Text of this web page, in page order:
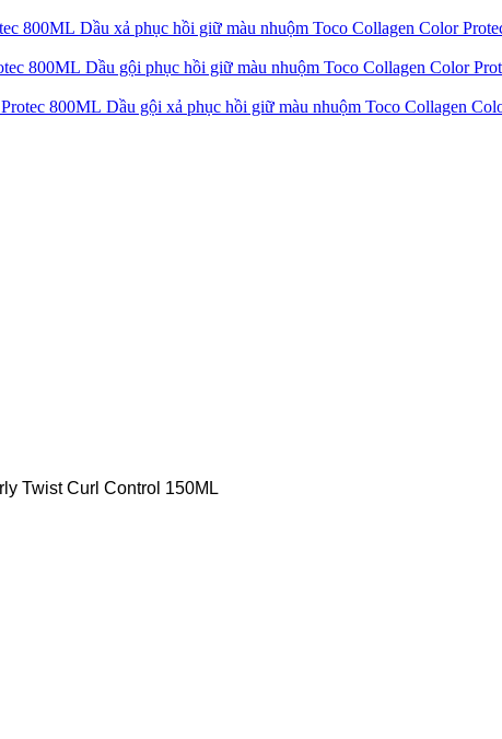
Dầu xả phục hồi giữ màu nhuộm Toco Collagen Color
Dầu gội phục hồi giữ màu nhuộm Toco Collagen Color
Dầu gội xả phục hồi giữ màu nhuộm Toco Collagen
Twist Curl Control 150ML